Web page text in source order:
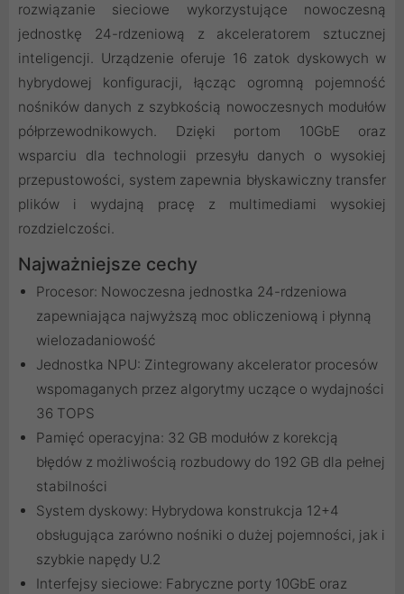
rozwiązanie sieciowe wykorzystujące nowoczesną
jednostkę 24-rdzeniową z akceleratorem sztucznej
inteligencji. Urządzenie oferuje 16 zatok dyskowych w
hybrydowej konfiguracji, łącząc ogromną pojemność
nośników danych z szybkością nowoczesnych modułów
półprzewodnikowych. Dzięki portom 10GbE oraz
wsparciu dla technologii przesyłu danych o wysokiej
przepustowości, system zapewnia błyskawiczny transfer
plików i wydajną pracę z multimediami wysokiej
rozdzielczości.
Najważniejsze cechy
Procesor: Nowoczesna jednostka 24-rdzeniowa
zapewniająca najwyższą moc obliczeniową i płynną
wielozadaniowość
Jednostka NPU: Zintegrowany akcelerator procesów
wspomaganych przez algorytmy uczące o wydajności
36 TOPS
Pamięć operacyjna: 32 GB modułów z korekcją
błędów z możliwością rozbudowy do 192 GB dla pełnej
stabilności
System dyskowy: Hybrydowa konstrukcja 12+4
obsługująca zarówno nośniki o dużej pojemności, jak i
szybkie napędy U.2
Interfejsy sieciowe: Fabryczne porty 10GbE oraz